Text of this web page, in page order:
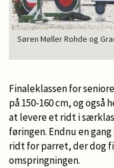
Søren Møller Rohde og
Finaleklassen for
på 150-160 cm, og også
at levere et ridt i
føringen. Endnu en
ridt for parret, der dog
omspringningen.